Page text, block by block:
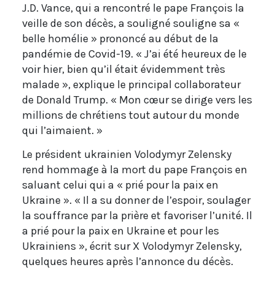
J.D. Vance, qui a rencontré le pape François la
veille de son décès, a souligné souligne sa «
belle homélie » prononcé au début de la
pandémie de Covid-19. « J’ai été heureux de le
voir hier, bien qu’il était évidemment très
malade », explique le principal collaborateur
de Donald Trump. « Mon cœur se dirige vers les
millions de chrétiens tout autour du monde
qui l’aimaient. »
Le président ukrainien Volodymyr Zelensky
rend hommage à la mort du pape François en
saluant celui qui a « prié pour la paix en
Ukraine ». « Il a su donner de l’espoir, soulager
la souffrance par la prière et favoriser l’unité. Il
a prié pour la paix en Ukraine et pour les
Ukrainiens », écrit sur X Volodymyr Zelensky,
quelques heures après l’annonce du décès.